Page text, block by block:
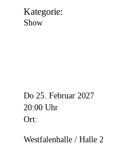
Kategorie:
Show
Do 25. Februar 2027
20:00 Uhr
Ort:
Westfalenhalle / Halle 2